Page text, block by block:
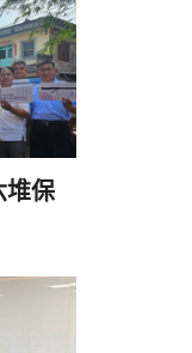
堆保